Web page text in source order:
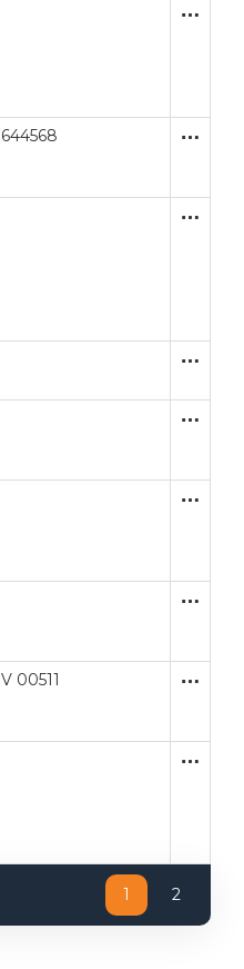
Služby
644568
Služby
Užší
Užší
V 00511
1 2